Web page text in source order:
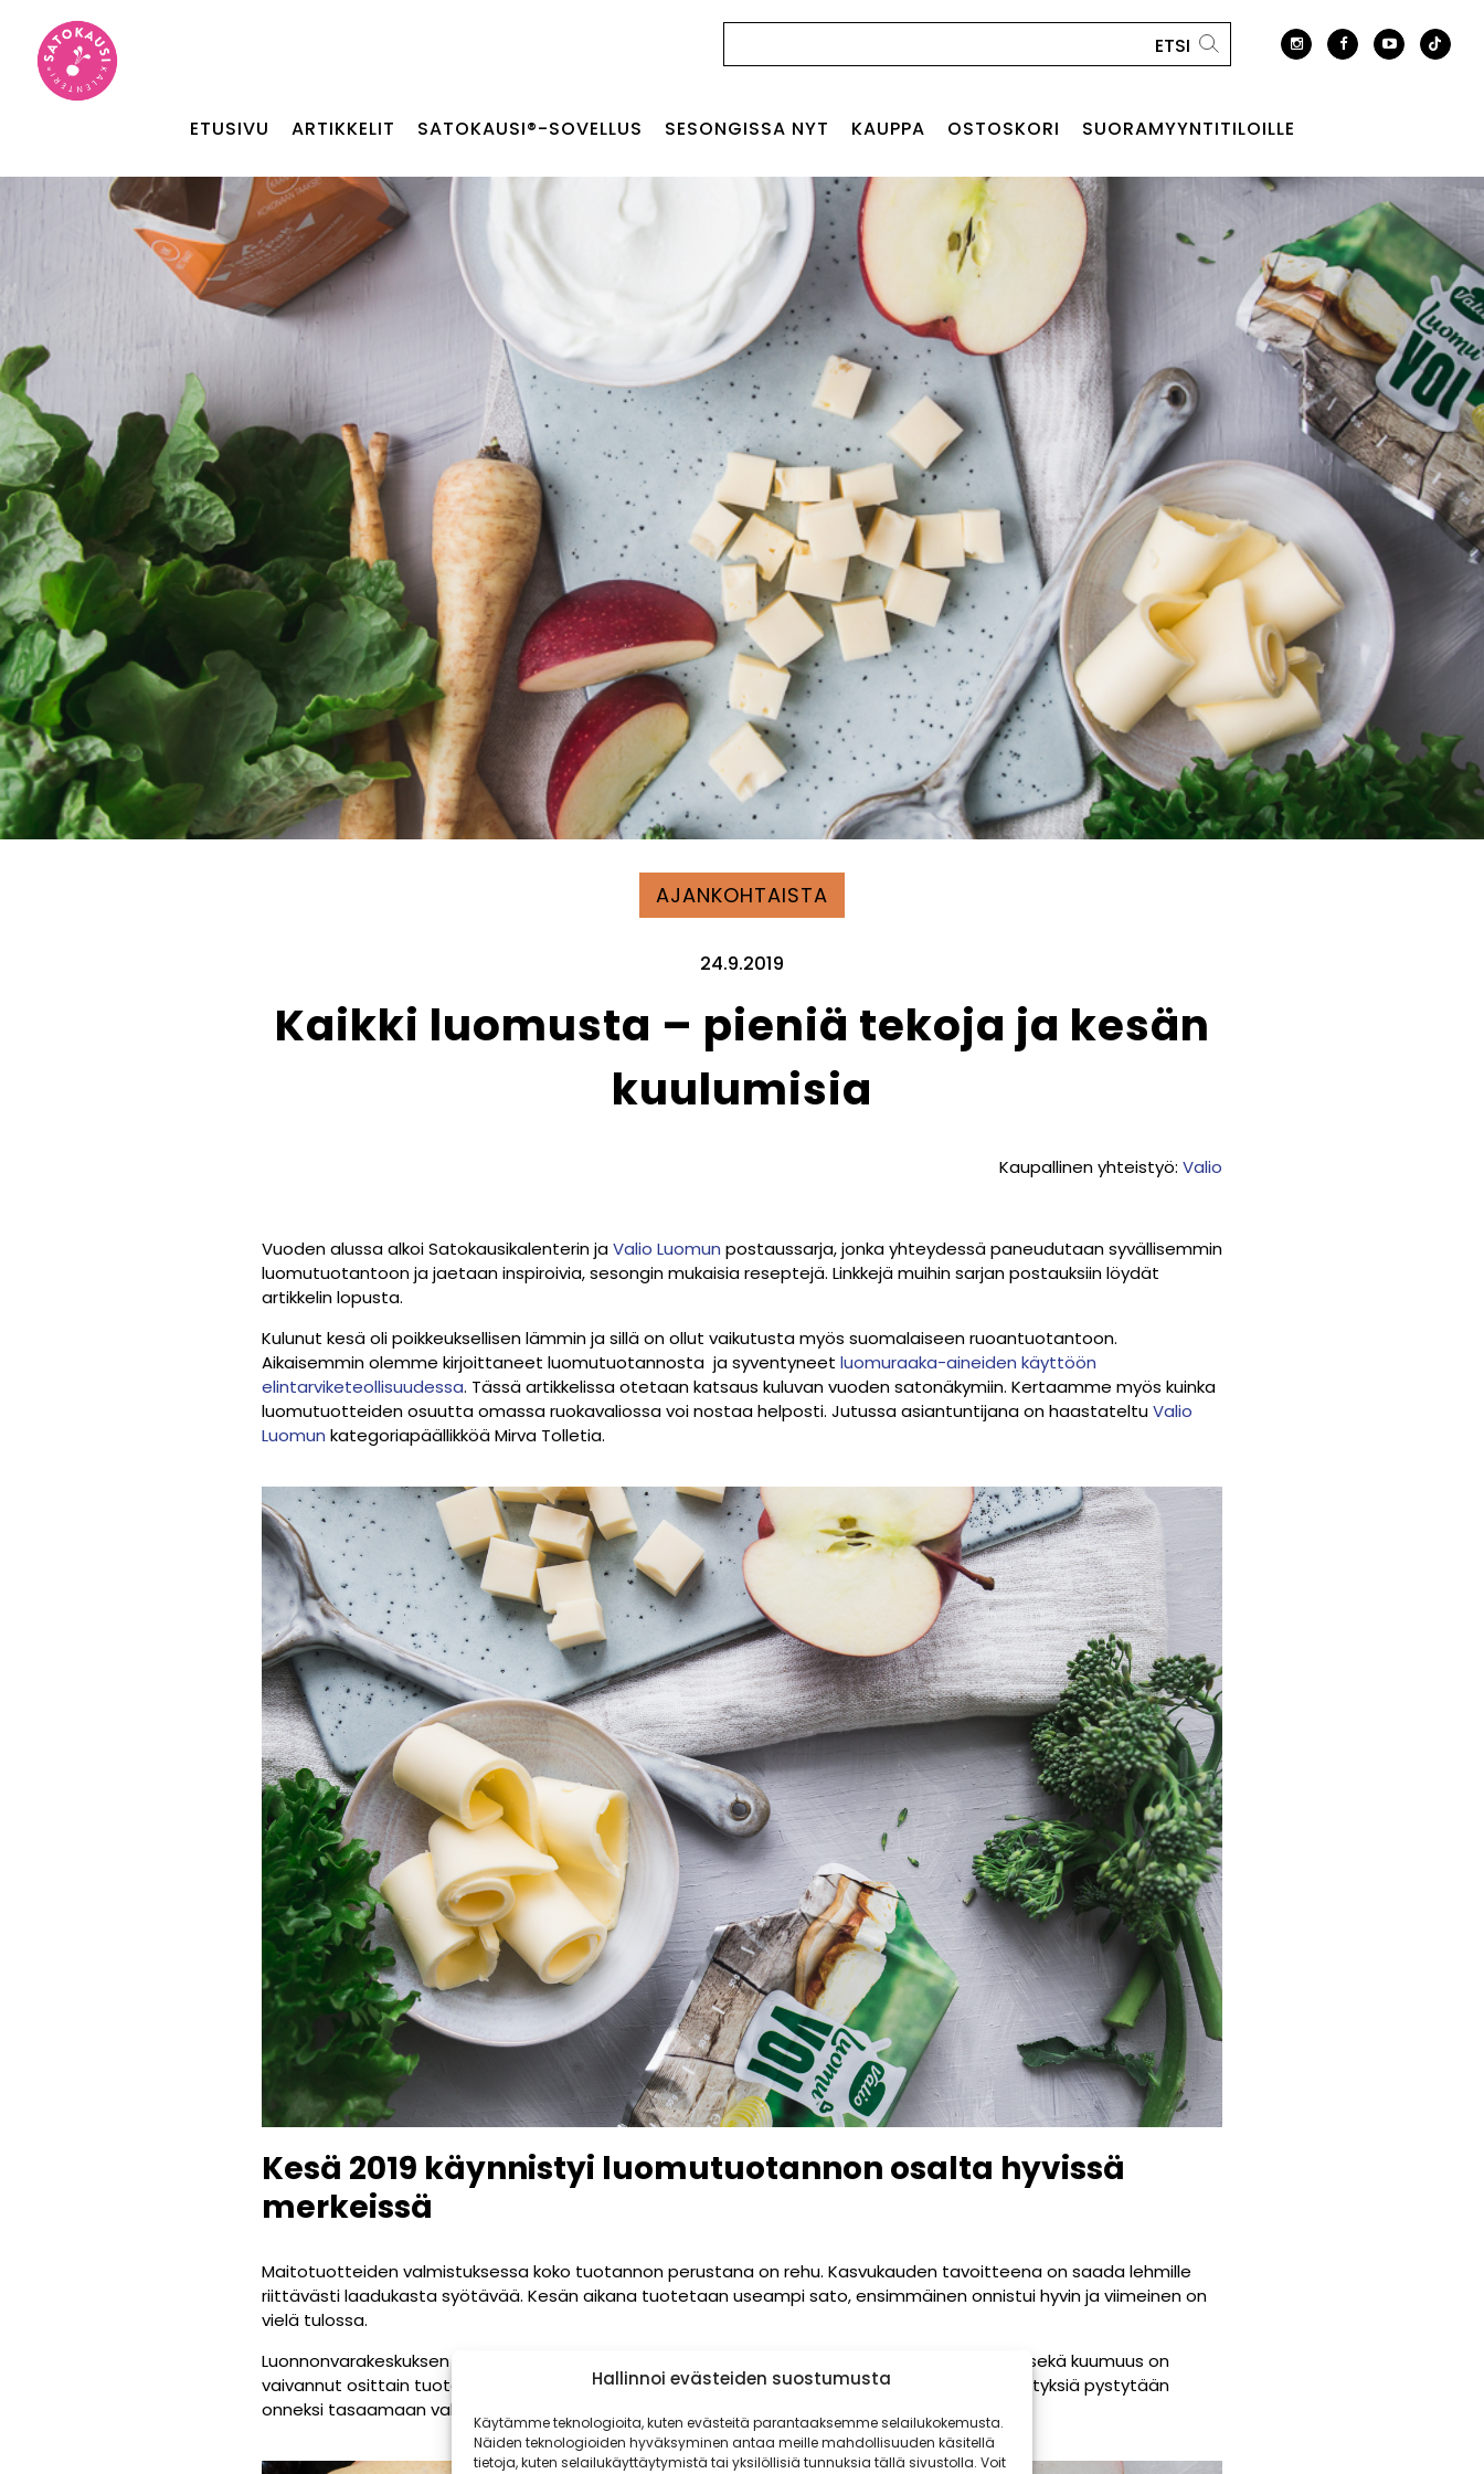
Hallinnoi evästeiden suostumusta
Käytämme teknologioita, kuten evästeitä parantaaksemme selailukokemusta.
Näiden teknologioiden hyväksyminen antaa meille mahdollisuuden käsitellä
tietoja, kuten selailukäyttäytymistä tai yksilöllisiä tunnuksia tällä sivustolla. Voit
ETUSIVU ARTIKKELIT SATOKAUSI®-SOVELLUS SESONGISSA NYT KAUPPA OSTOSKORI SUORAMYYNTITILOILLE
AJANKOHTAISTA
24.9.2019
Kaikki luomusta – pieniä tekoja ja kesän
kuulumisia
Kaupallinen yhteistyö: Valio
Vuoden alussa alkoi Satokausikalenterin jaValio Luomun postaussarja, jonka yhteydessä paneudutaan syvällisemmin
luomutuotantoon ja jaetaan inspiroivia, sesongin mukaisia reseptejä. Linkkejä muihin sarjan postauksiin löydät
artikkelin lopusta.
Kulunut kesä oli poikkeuksellisen lämmin ja sillä on ollut vaikutusta myös suomalaiseen ruoantuotantoon.
Aikaisemmin olemme kirjoittaneet luomutuotannosta ja syventyneet luomuraaka-aineiden käyttöön
elintarviketeollisuudessa. Tässä artikkelissa otetaan katsaus kuluvan vuoden satonäkymiin. Kertaamme myös kuinka
luomutuotteiden osuutta omassa ruokavaliossa voi nostaa helposti. Jutussa asiantuntijana on haastateltuValio
Luomun kategoriapäällikköä Mirva Tolletia.
Kesä 2019 käynnistyi luomutuotannon osalta hyvissä
merkeissä
Maitotuotteiden valmistuksessa koko tuotannon perustana on rehu. Kasvukauden tavoitteena on saada lehmille
riittävästi laadukasta syötävää. Kesän aikana tuotetaan useampi sato, ensimmäinen onnistui hyvin ja viimeinen on
vielä tulossa.
Luonnonvarakeskuksen mukaan viljan satonäkymät ovat normaalia keskitasoa, vaikka kuivuus sekä kuumuus on
vaivannut osittain tuotantoa. Suomessa sääolosuhteet ovat paikallisia, joten isoja satomenetyksiä pystytään
onneksi tasaamaan valtakunnallisesti.